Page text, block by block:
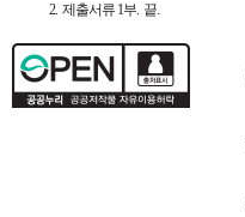
2. 제출서류 1부. 끝.